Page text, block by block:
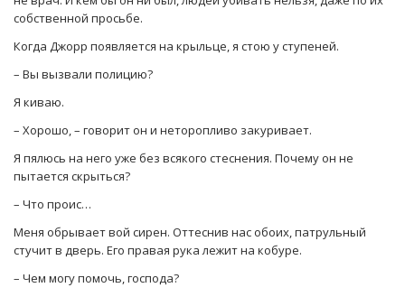
собственной просьбе.
Когда Джорр появляется на крыльце, я стою у ступеней.
– Вы вызвали полицию?
Я киваю.
– Хорошо, – говорит он и неторопливо закуривает.
Я пялюсь на него уже без всякого стеснения. Почему он не
пытается скрыться?
– Что проис…
Меня обрывает вой сирен. Оттеснив нас обоих, патрульный
стучит в дверь. Его правая рука лежит на кобуре.
– Чем могу помочь, господа?